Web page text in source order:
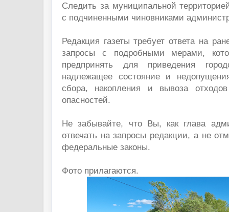
Следить за муниципальной
с подчиненными чиновниками
Редакция газеты требует ответа на
запросы с подробными мерами,
предпринять для приведения
надлежащее состояние и
сбора, накопления и вывоза
опасностей.
Не забывайте, что Вы, как глава
отвечать на запросы редакции, а не
федеральные законы.
Фото прилагаются.